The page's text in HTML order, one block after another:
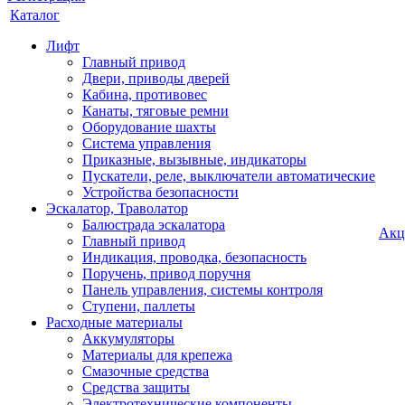
Каталог
Лифт
Главный привод
Двери, приводы дверей
Кабина, противовес
Канаты, тяговые ремни
Оборудование шахты
Система управления
Приказные, вызывные, индикаторы
Пускатели, реле, выключатели автоматические
Устройства безопасности
Эскалатор, Траволатор
Балюстрада эскалатора
Главный привод
Индикация, проводка, безопасность
Поручень, привод поручня
Панель управления, системы контроля
Ступени, паллеты
Расходные материалы
Аккумуляторы
Материалы для крепежа
Смазочные средства
Средства защиты